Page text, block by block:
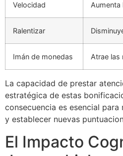
Velocidad Aumenta
Ralentizar
Imán de monedas Atrae las
La capacidad de prestar
estratégica de estas
consecuencia es esencial
y establecer nuevas
El Impacto